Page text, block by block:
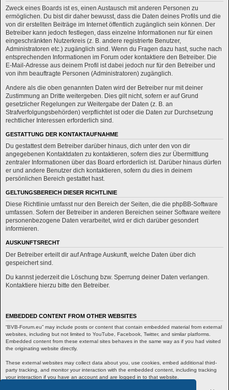
Zweck eines Boards ist es, einen Austausch mit anderen Personen zu
ermöglichen. Du bist dir daher bewusst, dass die Daten deines Profils und die
von dir erstellten Beiträge im Internet öffentlich zugänglich sein können. Der
Betreiber kann jedoch festlegen, dass einzelne Informationen nur für einen
eingeschränkten Nutzerkreis (z. B. andere registrierte Benutzer,
Administratoren etc.) zugänglich sind. Wenn du Fragen dazu hast, suche nach
entsprechenden Informationen im Forum oder kontaktiere den Betreiber. Die
E-Mail-Adresse aus deinem Profil ist dabei jedoch nur für den Betreiber und
von ihm beauftragte Personen (Administratoren) zugänglich.
Andere als die oben genannten Daten wird der Betreiber nur mit deiner
Zustimmung an Dritte weitergeben. Dies gilt nicht, sofern er auf Grund
gesetzlicher Regelungen zur Weitergabe der Daten (z. B. an
Strafverfolgungsbehörden) verpflichtet ist oder die Daten zur Durchsetzung
rechtlicher Interessen erforderlich sind.
GESTATTUNG DER KONTAKTAUFNAHME
Du gestattest dem Betreiber darüber hinaus, dich unter den von dir
angegebenen Kontaktdaten zu kontaktieren, sofern dies zur Übermittlung
zentraler Informationen über das Board erforderlich ist. Darüber hinaus dürfen
er und andere Benutzer dich kontaktieren, sofern du dies in deinem
persönlichen Bereich gestattet hast.
GELTUNGSBEREICH DIESER RICHTLINIE
Diese Richtlinie umfasst nur den Bereich der Seiten, die die phpBB-Software
umfassen. Sofern der Betreiber in anderen Bereichen seiner Software weitere
personenbezogene Daten verarbeitet, wird er dich darüber gesondert
informieren.
AUSKUNFTSRECHT
Der Betreiber erteilt dir auf Anfrage Auskunft, welche Daten über dich
gespeichert sind.
Du kannst jederzeit die Löschung bzw. Sperrung deiner Daten verlangen.
Kontaktiere hierzu bitte den Betreiber.
EMBEDDED CONTENT FROM OTHER WEBSITES
“BVB-Forum.eu” may include posts or content that contain embedded material from external
websites, including but not limited to YouTube, Facebook, Twitter, and similar platforms.
Embedded content from these external sites behaves in the same way as if you had visited
the originating website directly.
These external websites may collect data about you, use cookies, embed additional third-
party tracking, and monitor your interaction with the embedded content, including tracking
your interaction if you have an account and are logged in to that website.